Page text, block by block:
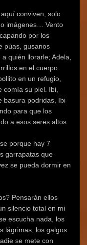
conviven, solo
imágenes… Vento
por los
púas, gusanos
quién llorarle; Adela,
en el cuerpo.
en un refugio,
comía su piel. Ibi,
basura podridas, Ibi
para que los
a esos seres altos
porque hay 7
garrapatas que
se pueda dormir en
Pensarán ellos
silencio total en mi
escucha nada, los
lágrimas, los galgos
se mete con